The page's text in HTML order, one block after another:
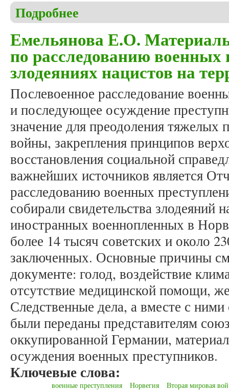
Подробнее
Емельянова Е.О.
по расследованию военных
злодеяниях нацистов на
Послевоенное расследование
и последующее осуждение
значение для преодоления
войны, закрепления принципов
восстановления социальной
важнейших источников является
расследованию военных
собирали свидетельства злодеяний
иностранных военнопленных в
более 14 тысяч советских и около
заключенных. Основные причины
документе: голод, воздействие
отсутствие медицинской помощи,
Следственные дела, а вместе с
были переданы представителям
оккупированной Германии,
осуждения военных преступников.
Ключевые слова:
военные преступления Норвегия Вторая мировая